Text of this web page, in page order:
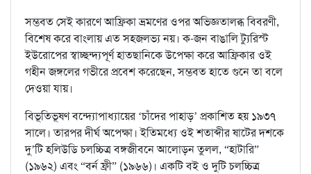
সম্ভবত সেই কারণে আফ্রিকা ভ্রমণের ওপর অভিজ্ঞতালব্ধ বিবরণী,
বিশেষ করে বাংলায় এত সহজলভ্য নয়। ক-জন বাঙালি ট্যুরিস্ট
ইউরোপের স্বাচ্ছন্দ্যপূর্ণ হাতছানিকে উপেক্ষা করে আফ্রিকার ওই
গহীন জঙ্গলের গভীরে প্রবেশ করেছেন, সম্ভবত হাতে গুনে তা বলে
দেওয়া যায়।
বিভূতিভূষণ বন্দ্যোপাধ্যায়ের ‘চাঁদের পাহাড়’ প্রকাশিত হয় ১৯৩৭
সালে। তারপর দীর্ঘ অপেক্ষা। ইতিমধ্যে ওই শতাব্দীর ষাটের দশকে
দু’টি হলিউডি চলচ্চিত্র বঙ্গজীবনে আলোড়ন তুলল, “হাটারি”
(১৯৬২) এবং “বর্ন ফ্রী” (১৯৬৬)। একটি বই ও দুটি চলচ্চিত্র